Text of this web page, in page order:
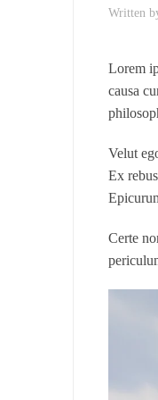
Written
Lorem
causa
Velut
Ex
Certe